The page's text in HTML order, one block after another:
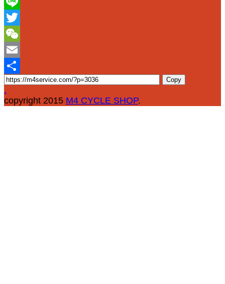
Line
Twitter
WeChat
Email
Share
Copy
.
copyright 2015 M4 CYCLE SHOP.